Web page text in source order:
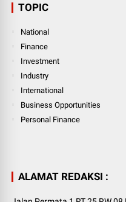
TOPIC
National
Finance
Investment
Industry
International
Business Opportunities
Personal Finance
ALAMAT REDAKSI :